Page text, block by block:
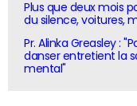
Plus que deux mois
du silence, voitures,
Pr. Alinka Greasley :
danser entretient la
mental"